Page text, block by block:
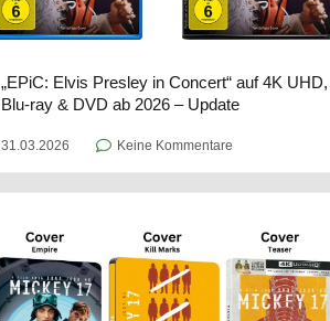
„EPiC: Elvis Presley in Concert“ auf 4K UHD,
Blu-ray & DVD ab 2026 – Update
31.03.2026 Keine Kommentare